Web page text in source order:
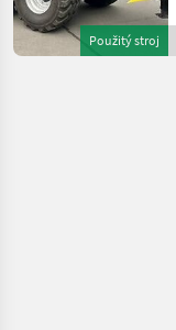
Použitý stroj